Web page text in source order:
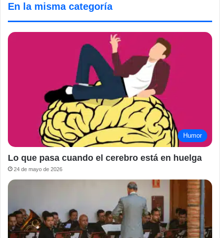
En la misma categoría
Humor
Lo que pasa cuando el cerebro está en huelga
24 de mayo de 2026